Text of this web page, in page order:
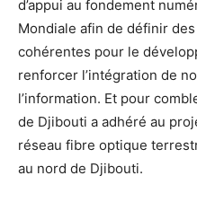
d’appui au fondement
Mondiale afin de définir
cohérentes pour le
renforcer l’intégration de
l’information. Et pour
de Djibouti a adhéré au
réseau fibre optique
au nord de Djibouti.